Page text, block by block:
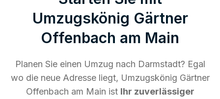
Umzugskönig Gärtner
Offenbach am Main
Planen Sie einen Umzug nach Darmstadt? Egal
wo die neue Adresse liegt, Umzugskönig Gärtner
Offenbach am Main ist Ihr zuverlässiger